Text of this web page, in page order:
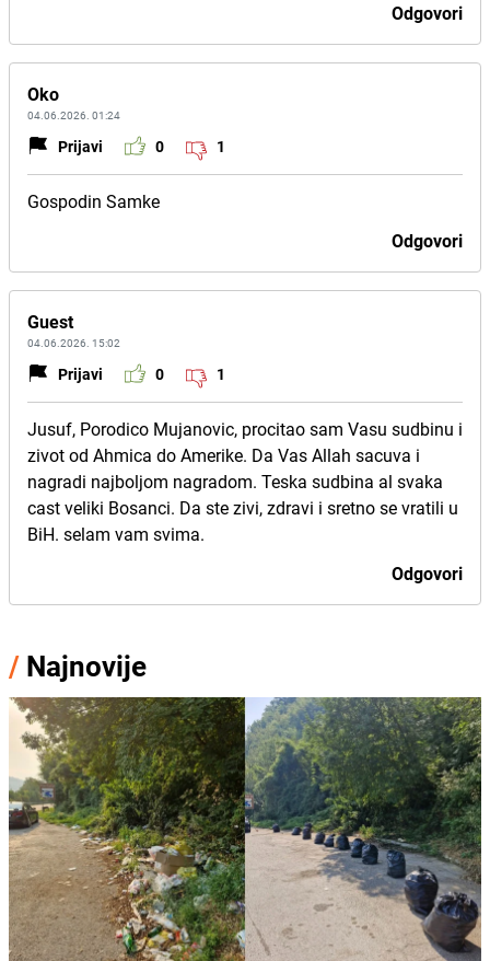
Odgovori
Oko
04.06.2026. 01:24
Prijavi 0 1
Gospodin Samke
Odgovori
Guest
04.06.2026. 15:02
Prijavi 0 1
Jusuf, Porodico Mujanovic, procitao sam Vasu sudbinu i
zivot od Ahmica do Amerike. Da Vas Allah sacuva i
nagradi najboljom nagradom. Teska sudbina al svaka
cast veliki Bosanci. Da ste zivi, zdravi i sretno se vratili u
BiH. selam vam svima.
Odgovori
/ Najnovije